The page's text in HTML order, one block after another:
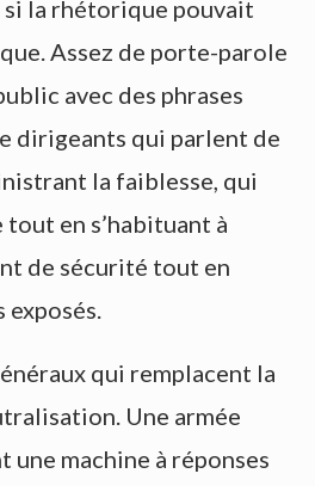
la rhétorique pouvait
Assez de porte-parole
avec des phrases
dirigeants qui parlent de
la faiblesse, qui
en s’habituant à
de sécurité tout en
exposés.
qui remplacent la
Une armée
une machine à réponses